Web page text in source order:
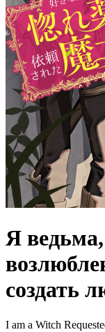
Я
создать
I am a Witch